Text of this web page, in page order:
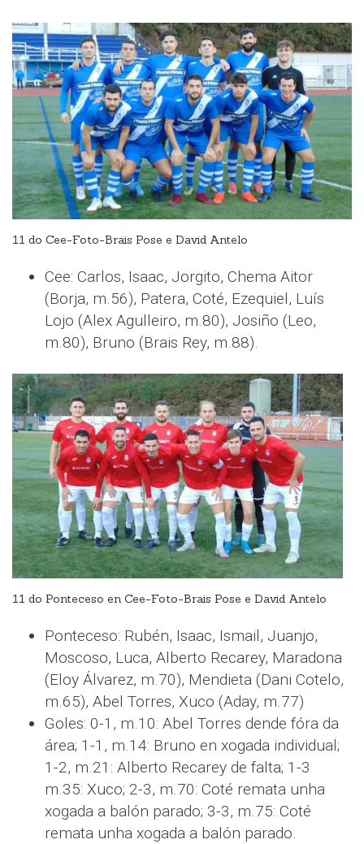
11 do Cee-Foto-Brais Pose e David Antelo
Cee: Carlos, Isaac, Jorgito, Chema Aitor
(Borja, m.56), Patera, Coté, Ezequiel, Luís
Lojo (Alex Agulleiro, m.80), Josiño (Leo,
m.80), Bruno (Brais Rey, m.88).
11 do Ponteceso en Cee-Foto-Brais Pose e David Antelo
Ponteceso: Rubén, Isaac, Ismail, Juanjo,
Moscoso, Luca, Alberto Recarey, Maradona
(Eloy Álvarez, m.70), Mendieta (Dani Cotelo,
m.65), Abel Torres, Xuco (Aday, m.77)
Goles: 0-1, m.10: Abel Torres dende fóra da
área; 1-1, m.14: Bruno en xogada individual;
1-2, m.21: Alberto Recarey de falta; 1-3
m.35: Xuco; 2-3, m.70: Coté remata unha
xogada a balón parado; 3-3, m.75: Coté
remata unha xogada a balón parado.